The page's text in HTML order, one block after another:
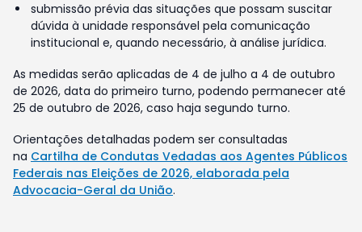
submissão prévia das situações que possam suscitar
dúvida à unidade responsável pela comunicação
institucional e, quando necessário, à análise jurídica.
As medidas serão aplicadas de 4 de julho a 4 de outubro
de 2026, data do primeiro turno, podendo permanecer até
25 de outubro de 2026, caso haja segundo turno.
Orientações detalhadas podem ser consultadas
na Cartilha de Condutas Vedadas aos Agentes Públicos
Federais nas Eleições de 2026, elaborada pela
Advocacia-Geral da União.